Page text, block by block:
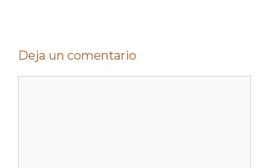
Deja un comentario